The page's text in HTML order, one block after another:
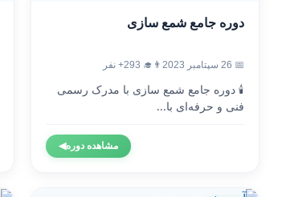
دوره جامع شمع سازی
📅 26 سپتامبر 2023 👨‍🎓 293+ نفر
🕯️ دوره جامع شمع سازی با مدرک رسمی
فنی و حرفه‌ای با...
مشاهده دوره◀